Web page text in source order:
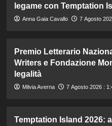
legame con Temptation
Anna Gaia Cavallo 7 Agosto
Premio Letterario
Writers e Fondazione
legalità
Milvia Averna 7 Agosto 2026 :
Temptation Island 2026: